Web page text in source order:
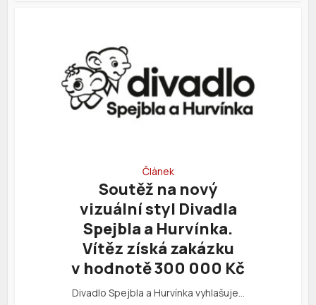
Článek
Soutěž na nový
vizuální styl Divadla
Spejbla a Hurvínka.
Vítěz získá zakázku
v hodnotě 300 000 Kč
Divadlo Spejbla a Hurvínka vyhlašuje…